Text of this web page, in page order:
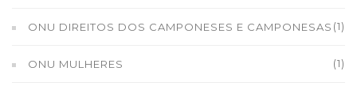
ONU DIREITOS DOS CAMPONESES E CAMPONESAS (1)
ONU MULHERES (1)